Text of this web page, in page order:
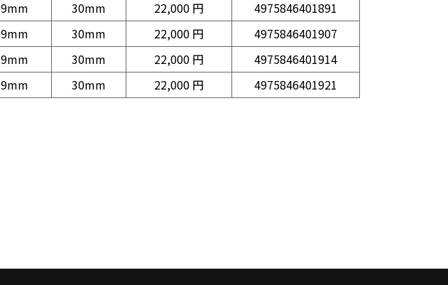
9mm 30mm 22,000 円
4975846401891
9mm 30mm 22,000 円
4975846401907
9mm 30mm 22,000 円
4975846401914
9mm 30mm 22,000 円 4975846401921